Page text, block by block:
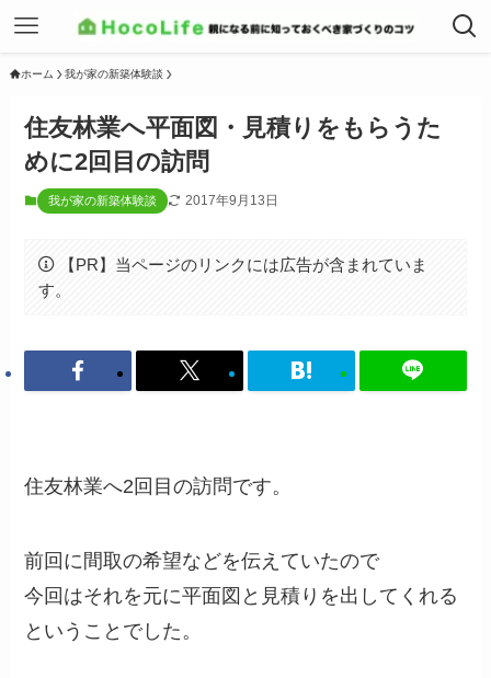
ホーム 我が家の新築体験談
住友林業へ平面図・見積りをもらうた
めに2回目の訪問
我が家の新築体験談 2017年9月13日
【PR】当ページのリンクには広告が含まれていま
す。
住友林業へ2回目の訪問です。
前回に間取の希望などを伝えていたので
今回はそれを元に平面図と見積りを出してくれる
ということでした。